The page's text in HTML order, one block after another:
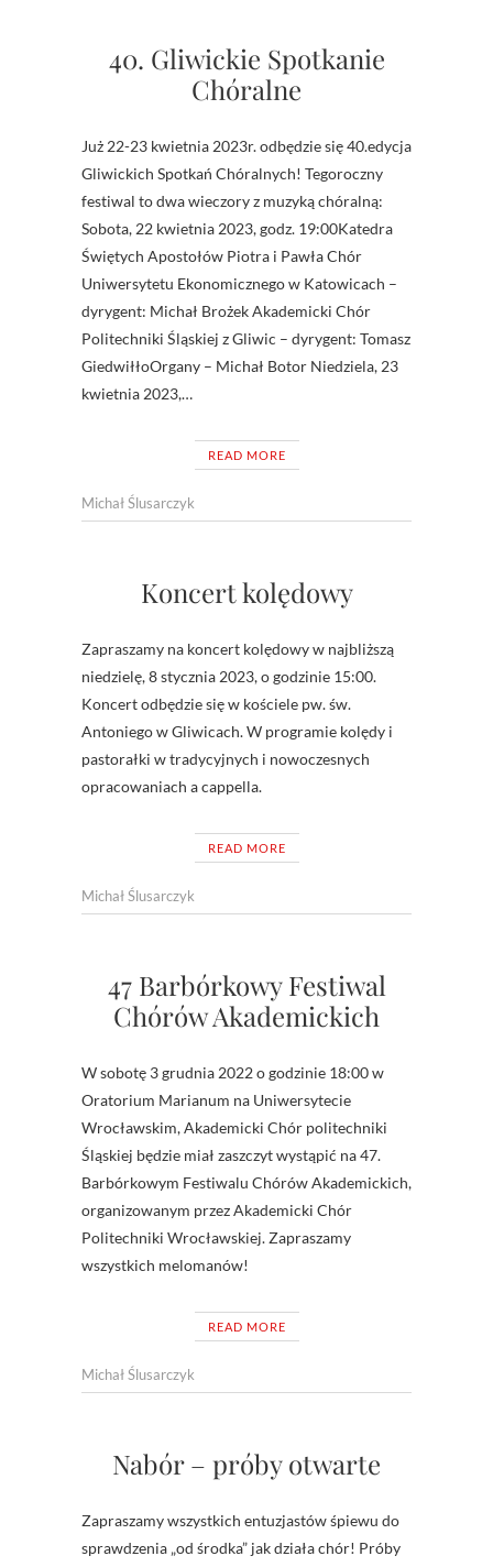
40. Gliwickie Spotkanie
Chóralne
Już 22-23 kwietnia 2023r. odbędzie się 40.edycja
Gliwickich Spotkań Chóralnych! Tegoroczny
festiwal to dwa wieczory z muzyką chóralną:
Sobota, 22 kwietnia 2023, godz. 19:00Katedra
Świętych Apostołów Piotra i Pawła Chór
Uniwersytetu Ekonomicznego w Katowicach –
dyrygent: Michał Brożek Akademicki Chór
Politechniki Śląskiej z Gliwic – dyrygent: Tomasz
GiedwiłłoOrgany – Michał Botor Niedziela, 23
kwietnia 2023,…
READ MORE
Michał Ślusarczyk
Koncert kolędowy
Zapraszamy na koncert kolędowy w najbliższą
niedzielę, 8 stycznia 2023, o godzinie 15:00.
Koncert odbędzie się w kościele pw. św.
Antoniego w Gliwicach. W programie kolędy i
pastorałki w tradycyjnych i nowoczesnych
opracowaniach a cappella.
READ MORE
Michał Ślusarczyk
47 Barbórkowy Festiwal
Chórów Akademickich
W sobotę 3 grudnia 2022 o godzinie 18:00 w
Oratorium Marianum na Uniwersytecie
Wrocławskim, Akademicki Chór politechniki
Śląskiej będzie miał zaszczyt wystąpić na 47.
Barbórkowym Festiwalu Chórów Akademickich,
organizowanym przez Akademicki Chór
Politechniki Wrocławskiej. Zapraszamy
wszystkich melomanów!
READ MORE
Michał Ślusarczyk
Nabór – próby otwarte
Zapraszamy wszystkich entuzjastów śpiewu do
sprawdzenia „od środka” jak działa chór! Próby